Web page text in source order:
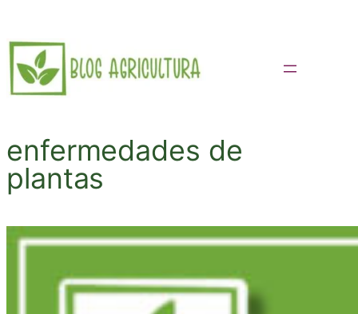
Saltar
al
contenido
enfermedades de
plantas